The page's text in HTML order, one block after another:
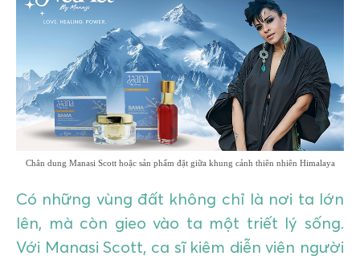
GIÁO DỤC
KỲ NGHỈ & ĐIỂM ĐẾN
QUÀ TẶNG & SỰ KIỆN
LIÊN HỆ
Chân dung Manasi Scott hoặc sản phẩm đặt giữa khung cảnh thiên nhiên Himalaya
Có những vùng đất không chỉ là nơi ta lớn
lên, mà còn gieo vào ta một triết lý sống.
Với Manasi Scott, ca sĩ kiêm diễn viên người